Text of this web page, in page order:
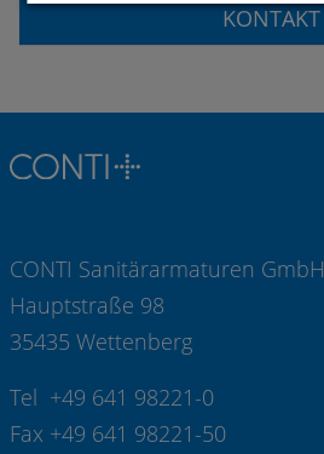
KONTAKT
CONTI Sanitärarmaturen GmbH
Hauptstraße 98
35435 Wettenberg
Tel +49 641 98221-0
Fax +49 641 98221-50